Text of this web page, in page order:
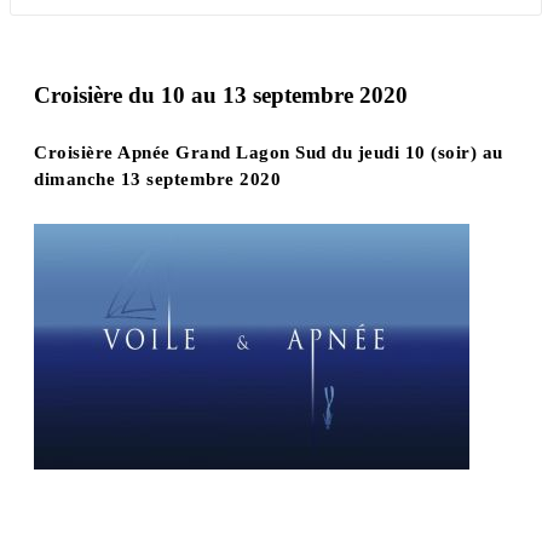
Croisière du 10 au 13 septembre 2020
Croisière Apnée Grand Lagon Sud du jeudi 10 (soir) au
dimanche 13 septembre 2020